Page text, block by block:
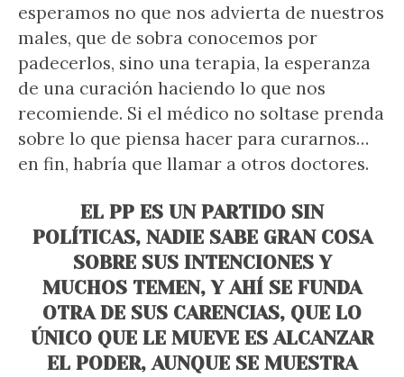
esperamos no que nos advierta de nuestros
males, que de sobra conocemos por
padecerlos, sino una terapia, la esperanza
de una curación haciendo lo que nos
recomiende. Si el médico no soltase prenda
sobre lo que piensa hacer para curarnos…
en fin, habría que llamar a otros doctores.
EL PP ES UN PARTIDO SIN
POLÍTICAS, NADIE SABE GRAN COSA
SOBRE SUS INTENCIONES Y
MUCHOS TEMEN, Y AHÍ SE FUNDA
OTRA DE SUS CARENCIAS, QUE LO
ÚNICO QUE LE MUEVE ES ALCANZAR
EL PODER, AUNQUE SE MUESTRA